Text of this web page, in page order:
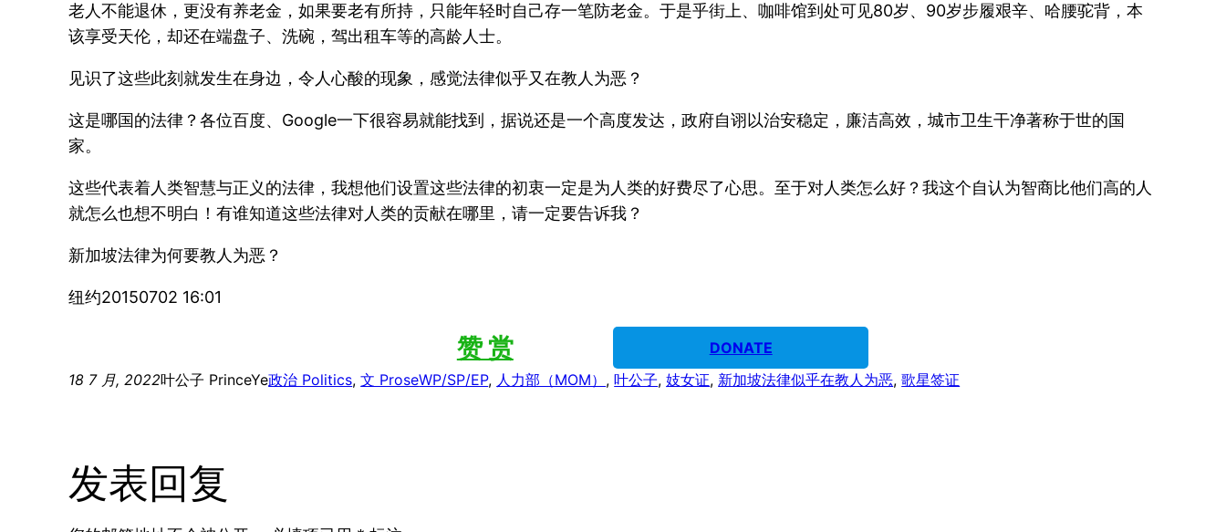
老人不能退休，更没有养老金，如果要老有所持，只能年轻时自己存一笔防老金。于是乎街上、咖啡馆到处可见80岁、90岁步履艰辛、哈腰驼背，本
该享受天伦，却还在端盘子、洗碗，驾出租车等的高龄人士。
见识了这些此刻就发生在身边，令人心酸的现象，感觉法律似乎又在教人为恶？
这是哪国的法律？各位百度、Google一下很容易就能找到，据说还是一个高度发达，政府自诩以治安稳定，廉洁高效，城市卫生干净著称于世的国
家。
这些代表着人类智慧与正义的法律，我想他们设置这些法律的初衷一定是为人类的好费尽了心思。至于对人类怎么好？我这个自认为智商比他们高的人
就怎么也想不明白！有谁知道这些法律对人类的贡献在哪里，请一定要告诉我？
新加坡法律为何要教人为恶？
纽约20150702 16:01
赞 赏
DONATE
18 7 月, 2022叶公子 PrinceYe政治 Politics, 文 ProseWP/SP/EP, 人力部（MOM） , 叶公子, 妓女证, 新加坡法律似乎在教人为恶, 歌星签证
发表回复